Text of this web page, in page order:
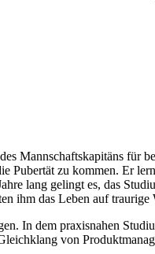
Mannschaftskapitäns für
Pubertät zu kommen. Er
lang gelingt es, das
ihm das Leben auf traurige
In dem praxisnahen
von